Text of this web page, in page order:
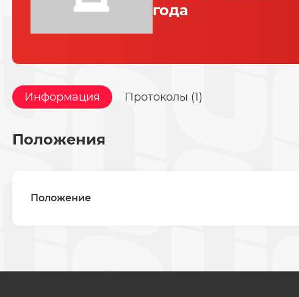
года
Информация Протоколы (1)
Положения
Положение